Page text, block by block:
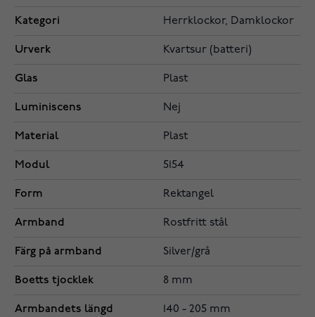
Kategori Herrklockor, Damklockor
Urverk Kvartsur (batteri)
Glas Plast
Luminiscens Nej
Material Plast
Modul 5154
Form Rektangel
Armband Rostfritt stål
Färg på armband Silver/grå
Boetts tjocklek 8 mm
Armbandets längd 140 - 205 mm